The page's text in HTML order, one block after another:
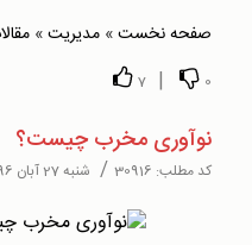
صفحه نخست» مدیریت»
0
|
7
نوآوری مخرب چیست؟
کد مطلب: 30916
/ شنبه 27 آبان 1396